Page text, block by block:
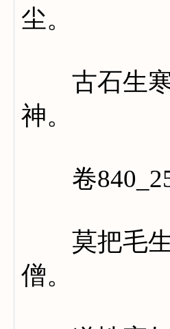
尘。
古石生寒
神。
卷840_25
莫把毛生
僧。